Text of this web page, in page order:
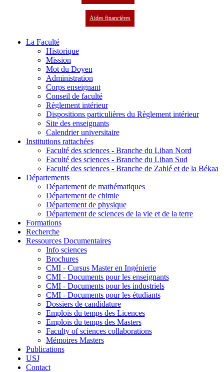
Aides financières
La Faculté
Historique
Mission
Mot du Doyen
Administration
Corps enseignant
Conseil de faculté
Règlement intérieur
Dispositions particulières du Règlement intérieur
Site des enseignants
Calendrier universitaire
Institutions rattachées
Faculté des sciences - Branche du Liban Nord
Faculté des sciences - Branche du Liban Sud
Faculté des sciences - Branche de Zahlé et de la Békaa
Départements
Département de mathématiques
Département de chimie
Département de physique
Département de sciences de la vie et de la terre
Formations
Recherche
Ressources Documentaires
Info sciences
Brochures
CMI - Cursus Master en Ingénierie
CMI - Documents pour les enseignants
CMI - Documents pour les industriels
CMI - Documents pour les étudiants
Dossiers de candidature
Emplois du temps des Licences
Emplois du temps des Masters
Faculty of sciences collaborations
Mémoires Masters
Publications
USJ
Contact